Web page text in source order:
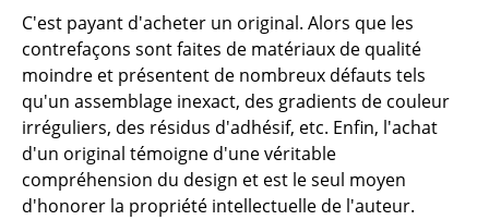
Pièces détachées
... voir toutes les tables
Rangements
Étagères & Armoires
Bibliothèques
C'est payant d'acheter un original. Alors que les
contrefaçons sont faites de matériaux de qualité
moindre et présentent de nombreux défauts tels
qu'un assemblage inexact, des gradients de couleur
irréguliers, des résidus d'adhésif, etc. Enfin, l'achat
d'un original témoigne d'une véritable
compréhension du design et est le seul moyen
d'honorer la propriété intellectuelle de l'auteur.